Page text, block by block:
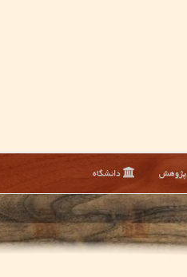
پژوهش دانشگاه